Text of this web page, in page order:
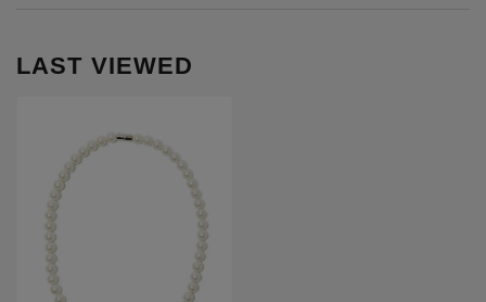
LAST VIEWED